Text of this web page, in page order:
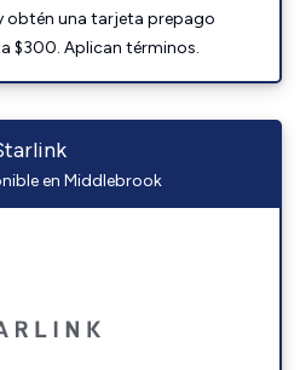
obtén una tarjeta prepago
$300. Aplican términos.
en Middlebrook